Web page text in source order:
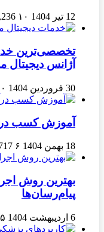
12 تیر 1404 ۱۰
تخصصی‌ترین
آژانس دیجیتال
30 فروردین 1404
آموزش کسب
18 بهمن 1404 ۶
بهترین روش
پیام‌رسان‌ها
6 اردیبهشت 1404 ۵